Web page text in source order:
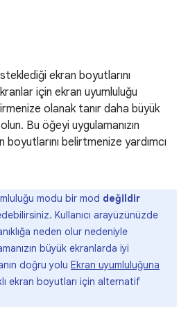
ekran boyutlarını
için ekran uyumluluğu
olanak tanır daha büyük
Bu öğeyi uygulamanızın
belirtmenize yardımcı
modu bir mod değildir
Kullanıcı arayüzünüzde
neden olur nedeniyle
büyük ekranlarda iyi
doğru yolu Ekran uyumluluğuna
ekran boyutları için alternatif